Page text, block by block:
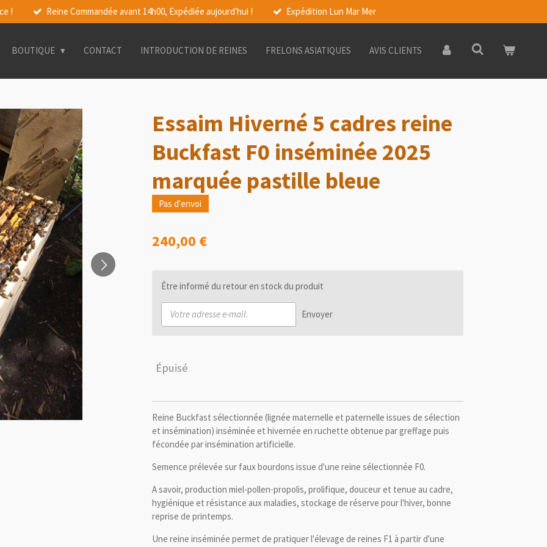
! Reine Commandée avant 14h00, Expédiée aujourd'hui ! Expédition Lun Mar Mer
BOUTIQUE CONTACT INTRODUCTION DE REINES FRELONS ASIATIQUES AVIS CLIENTS
Essaim Hiverné 5 cadres reine
Buckfast F0 inséminée 2025
marquée pastille bleue
Pas d'envoi
240,00 €
Être informé du retour en stock du produit
Envoyer
Épuisé
Reine Buckfast sélectionnée (lignée maternelle et paternelle issues de sélection
et insémination) inséminée et hivernée en ruchette obtenue par greffage puis
fécondée par insémination artificielle.
Semence prélevée sur faux bourdons issue d'une reine sélectionnée F0.
A savoir, production miel-pollen-propolis, prolifique, douceur et tenue au cadre,
hygiénique et résistance aux maladies, stockage de réserve pour l'hiver, bonne
reprise de printemps.
Une reine inséminée permet de pratiquer l'élevage de reines F1 à partir d'une